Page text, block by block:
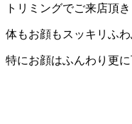
ロ
ン・
トリミングでご来店頂
体もお顔もスッキリふ
特にお顔はふんわり更